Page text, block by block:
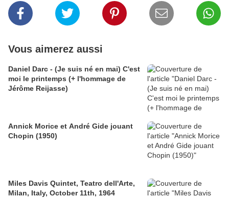
Vous aimerez aussi
Daniel Darc - (Je suis né en mai) C'est
moi le printemps (+ l'hommage de
Jérôme Reijasse)
Annick Morice et André Gide jouant
Chopin (1950)
Miles Davis Quintet, Teatro dell'Arte,
Milan, Italy, October 11th, 1964